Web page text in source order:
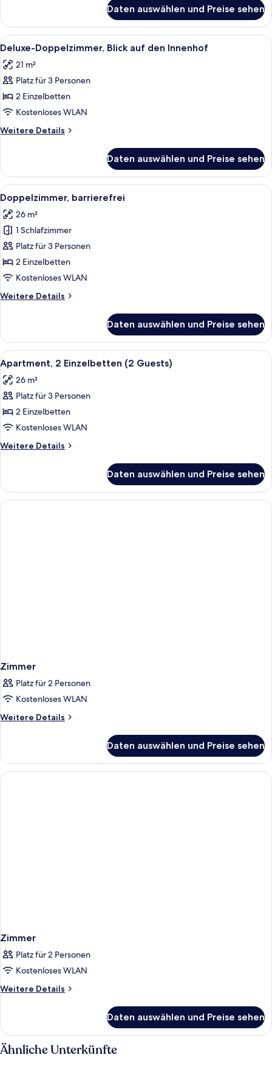
Doppelzimmer,
Stadtblick
Daten auswählen und Preise sehen
Alle
Fotos
für
Deluxe-
Doppelzimmer,
Blick
auf
den
anzeigen
Ein Hotelzimmer mit zwei Betten,
9
Deluxe-Doppelzimmer, Blick auf den Innenhof
21 m²
Platz für 3 Personen
2 Einzelbetten
Kostenloses WLAN
Weitere Details
Weitere
Doppelzimmer,
Blick
auf
den
Innenhof
Daten auswählen und Preise sehen
Alle
Fotos
für
Doppelzimmer,
barrierefrei
anzeigen
Ein Hotelzimmer mit Bett,
8
Doppelzimmer, barrierefrei
26 m²
1 Schlafzimmer
Platz für 3 Personen
2 Einzelbetten
Kostenloses WLAN
Weitere Details
Weitere
barrierefrei
Daten auswählen und Preise sehen
Alle
Fotos
für
Apartment,
2 Einzelbetten
(2
Guests)
anzeigen
Ein Doppelbett mit weißer
8
Apartment, 2 Einzelbetten (2 Guests)
26 m²
Platz für 3 Personen
2 Einzelbetten
Kostenloses WLAN
Weitere Details
Weitere
2 Einzelbetten
(2
Guests)
Daten auswählen und Preise sehen
Zimmer
Platz für 2 Personen
Kostenloses WLAN
Weitere Details
Weitere
Daten auswählen und Preise sehen
Zimmer
Platz für 2 Personen
Kostenloses WLAN
Weitere Details
Weitere
Daten auswählen und Preise sehen
Ähnliche Unterkünfte